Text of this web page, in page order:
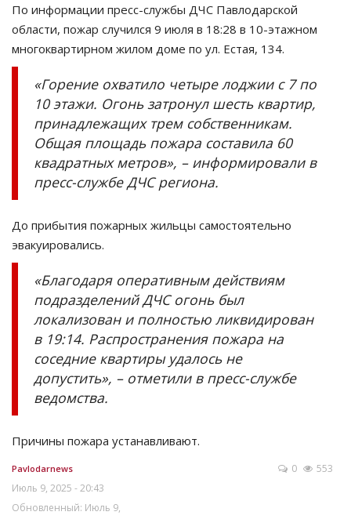
Язык
По информации пресс-службы ДЧС Павлодарской
области, пожар случился 9 июля в 18:28 в 10-этажном
многоквартирном жилом доме по ул. Естая, 134.
«Горение охватило четыре лоджии с 7 по
10 этажи. Огонь затронул шесть квартир,
принадлежащих трем собственникам.
Общая площадь пожара составила 60
квадратных метров», – информировали в
пресс-службе ДЧС региона.
До прибытия пожарных жильцы самостоятельно
эвакуировались.
«Благодаря оперативным действиям
подразделений ДЧС огонь был
локализован и полностью ликвидирован
в 19:14. Распространения пожара на
соседние квартиры удалось не
допустить», – отметили в пресс-службе
ведомства.
Причины пожара устанавливают.
Pavlodarnews
Июль 9, 2025 - 20:43
Обновленный: Июль 9,
0 553